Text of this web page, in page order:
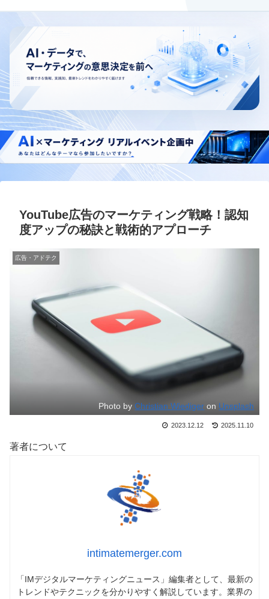
YouTube広告のマーケティング戦略！認知
度アップの秘訣と戦術的アプローチ
広告・アドテク
Photo byChristian Wiediger on Unsplash
2023.12.12 2025.11.10
著者について
intimatemerger.com
「IMデジタルマーケティングニュース」編集者として、最新の
トレンドやテクニックを分かりやすく解説しています。業界の